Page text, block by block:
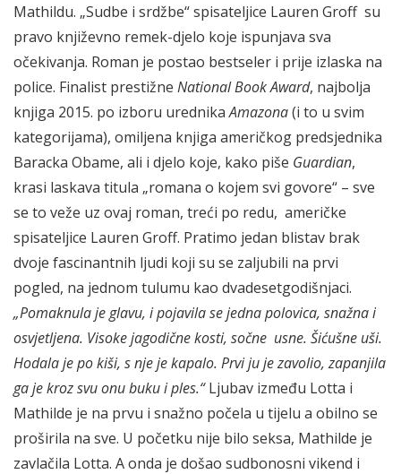
Mathildu. „Sudbe i srdžbe“ spisateljice Lauren Groff su
pravo književno remek-djelo koje ispunjava sva
očekivanja. Roman je postao bestseler i prije izlaska na
police. Finalist prestižne National Book Award, najbolja
knjiga 2015. po izboru urednikaAmazona(i to u svim
kategorijama), omiljena knjiga američkog predsjednika
Baracka Obame, ali i djelo koje, kako piše Guardian,
krasi laskava titula „romana o kojem svi govore“ – sve
se to veže uz ovaj roman, treći po redu, američke
spisateljice Lauren Groff. Pratimo jedan blistav brak
dvoje fascinantnih ljudi koji su se zaljubili na prvi
pogled, na jednom tulumu kao dvadesetgodišnjaci.
„Pomaknula je glavu, i pojavila se jedna polovica, snažna i
osvjetljena. Visoke jagodične kosti, sočne usne. Šićušne uši.
Hodala je po kiši, s nje je kapalo. Prvi ju je zavolio, zapanjila
ga je kroz svu onu buku i ples.“Ljubav između Lotta i
Mathilde je na prvu i snažno počela u tijelu a obilno se
proširila na sve. U početku nije bilo seksa, Mathilde je
zavlačila Lotta. A onda je došao sudbonosni vikend i